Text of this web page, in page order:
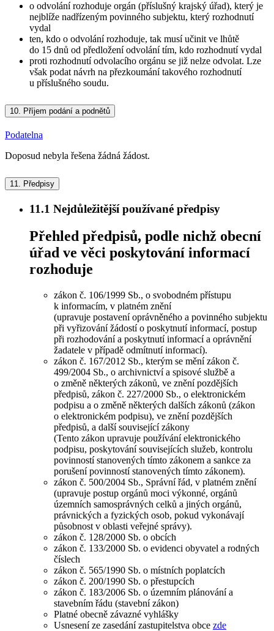
o odvolání rozhoduje orgán (příslušný krajský úřad), který je
nejblíže nadřízeným povinného subjektu, který rozhodnutí
vydal
ten, kdo o odvolání rozhoduje, tak musí učinit ve lhůtě
do 15 dnů od předložení odvolání tím, kdo rozhodnutí vydal
proti rozhodnutí odvolacího orgánu se již nelze odvolat. Lze
však podat návrh na přezkoumání takového rozhodnutí
u příslušného soudu.
10. Příjem podání a podnětů
Podatelna
Doposud nebyla řešena žádná žádost.
11. Předpisy
11.1 Nejdůležitější používané předpisy
Přehled předpisů, podle nichž obecní
úřad ve věci poskytování informací
rozhoduje
zákon č. 106/1999 Sb., o svobodném přístupu
k informacím, v platném znění
(upravuje postavení oprávněného a povinného subjektu
při vyřizování žádostí o poskytnutí informací, postup
při rozhodování a poskytnutí informací a oprávnění
žadatele v případě odmítnutí informací).
zákon č. 167/2012 Sb., kterým se mění zákon č.
499/2004 Sb., o archivnictví a spisové službě a
o změně některých zákonů, ve znění pozdějších
předpisů, zákon č. 227/2000 Sb., o elektronickém
podpisu a o změně některých dalších zákonů (zákon
o elektronickém podpisu), ve znění pozdějších
předpisů, a další související zákony
(Tento zákon upravuje používání elektronického
podpisu, poskytování souvisejících služeb, kontrolu
povinností stanovených tímto zákonem a sankce za
porušení povinností stanovených tímto zákonem).
zákon č. 500/2004 Sb., Správní řád, v platném znění
(upravuje postup orgánů moci výkonné, orgánů
územních samosprávných celků a jiných orgánů,
právnických a fyzických osob, pokud vykonávají
působnost v oblasti veřejné správy).
zákon č. 128/2000 Sb. o obcích
zákon č. 133/2000 Sb. o evidenci obyvatel a rodných
číslech
zákon č. 565/1990 Sb. o místních poplatcích
zákon č. 200/1990 Sb. o přestupcích
zákon č. 183/2006 Sb. o územním plánování a
stavebním řádu (stavební zákon)
Platné obecně závazné vyhlášky
Usnesení ze zasedání zastupitelstva obce zde